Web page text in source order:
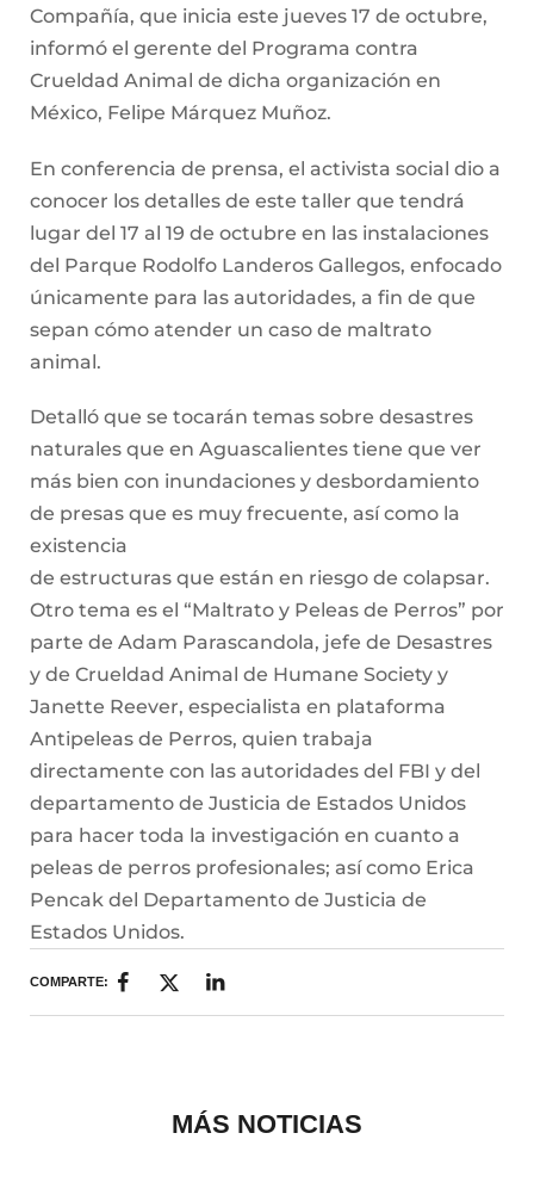
Compañía, que inicia este jueves 17 de octubre,
informó el gerente del Programa contra
Crueldad Animal de dicha organización en
México, Felipe Márquez Muñoz.
En conferencia de prensa, el activista social dio a
conocer los detalles de este taller que tendrá
lugar del 17 al 19 de octubre en las instalaciones
del Parque Rodolfo Landeros Gallegos, enfocado
únicamente para las autoridades, a fin de que
sepan cómo atender un caso de maltrato
animal.
Detalló que se tocarán temas sobre desastres
naturales que en Aguascalientes tiene que ver
más bien con inundaciones y desbordamiento
de presas que es muy frecuente, así como la
existencia
de estructuras que están en riesgo de colapsar.
Otro tema es el “Maltrato y Peleas de Perros” por
parte de Adam Parascandola, jefe de Desastres
y de Crueldad Animal de Humane Society y
Janette Reever, especialista en plataforma
Antipeleas de Perros, quien trabaja
directamente con las autoridades del FBI y del
departamento de Justicia de Estados Unidos
para hacer toda la investigación en cuanto a
peleas de perros profesionales; así como Erica
Pencak del Departamento de Justicia de
Estados Unidos.
COMPARTE:
MÁS NOTICIAS